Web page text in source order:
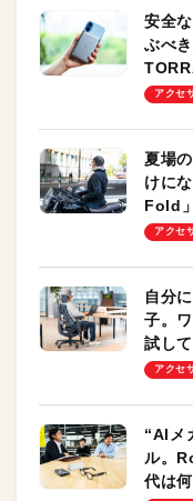
安全
ぶべ
ーも
アクセ
夏場
けに
Fold
却プ
アクセ
自分
子。
試し
ッチ
アクセ
“AIメ
ル。
代は